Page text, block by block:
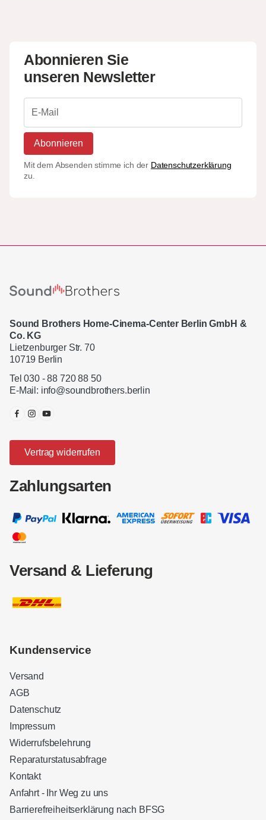
Abonnieren Sie
unseren Newsletter
Abonnieren
Mit dem Absenden stimme ich der Datenschutzerklärung
zu.
Sound Brothers Home-Cinema-Center Berlin GmbH &
Co. KG
Lietzenburger Str. 70
10719 Berlin
Tel 030 - 88 720 88 50
E-Mail: info@soundbrothers.berlin
Vertrag widerrufen
Zahlungsarten
Versand & Lieferung
Kundenservice
Versand
AGB
Datenschutz
Impressum
Widerrufsbelehrung
Reparaturstatusabfrage
Kontakt
Anfahrt - Ihr Weg zu uns
Barrierefreiheitserklärung nach BFSGKundenbewertungen und Erfahrungen zu